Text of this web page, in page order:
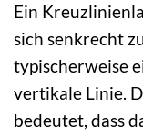
Ein
sich senkrecht
typischerweise
vertikale Linie.
bedeutet, dass